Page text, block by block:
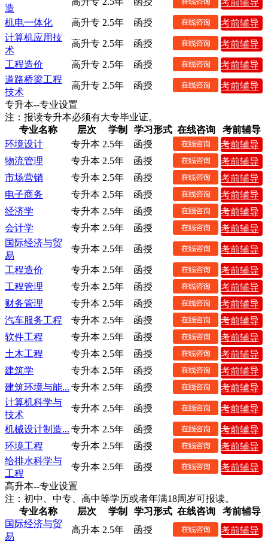
造
考前辅导
机电一体化
高升专 2.5年 函授
考前辅导
计算机应用技
术
高升专 2.5年 函授
考前辅导
工程造价
高升专 2.5年 函授
考前辅导
道路桥梁工程
技术
高升专 2.5年 函授
考前辅导
专升本--专业设置
注：报读专升本必须有大专毕业证。
专业名称
层次 学制 学习形式 在线咨询
考前辅导
环境设计
专升本 2.5年 函授
考前辅导
物流管理
专升本 2.5年 函授
考前辅导
市场营销
专升本 2.5年 函授
考前辅导
电子商务
专升本 2.5年 函授
考前辅导
经济学
专升本 2.5年 函授
考前辅导
会计学
专升本 2.5年 函授
考前辅导
国际经济与贸
易
专升本 2.5年 函授
考前辅导
工程造价
专升本 2.5年 函授
考前辅导
工程管理
专升本 2.5年 函授
考前辅导
财务管理
专升本 2.5年 函授
考前辅导
汽车服务工程
专升本 2.5年 函授
考前辅导
软件工程
专升本 2.5年 函授
考前辅导
土木工程
专升本 2.5年 函授
考前辅导
建筑学
专升本 2.5年 函授
考前辅导
建筑环境与能... 专升本 2.5年 函授
考前辅导
计算机科学与
技术
专升本 2.5年 函授
考前辅导
机械设计制造... 专升本 2.5年 函授
考前辅导
环境工程
专升本 2.5年 函授
考前辅导
给排水科学与
工程
专升本 2.5年 函授
考前辅导
高升本--专业设置
注：初中、中专、高中等学历或者年满18周岁可报读。
专业名称
层次 学制 学习形式 在线咨询
考前辅导
国际经济与贸
易
高升本 2.5年 函授
考前辅导